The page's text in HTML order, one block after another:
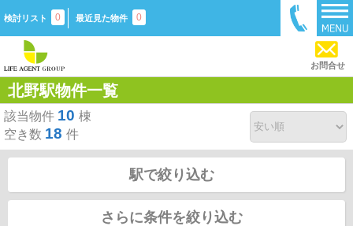
検討リスト 0 最近見た物件 0
お問合せ
北野駅物件一覧
該当物件 10 棟
空き数 18 件
駅で絞り込む
さらに条件を絞り込む